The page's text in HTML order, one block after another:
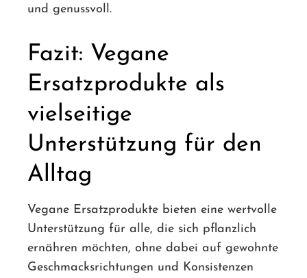
und genussvoll.
Fazit: Vegane
Ersatzprodukte als
vielseitige
Unterstützung für den
Alltag
Vegane Ersatzprodukte bieten eine wertvolle
Unterstützung für alle, die sich pflanzlich
ernähren möchten, ohne dabei auf gewohnte
Geschmacksrichtungen und Konsistenzen